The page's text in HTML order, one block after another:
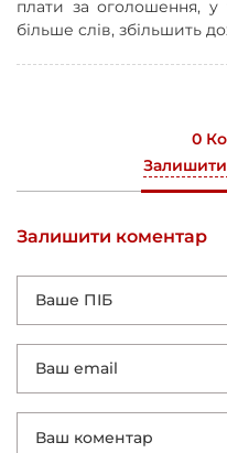
плати за оголошення, у
більше слів, збільшить
0
Залишити
Залишити коментар